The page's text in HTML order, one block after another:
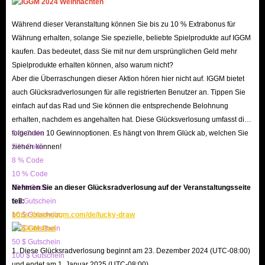
legendary players you desire, ensuring you gain a
competitive edge right from the start of every season!
NBA 2K Overview
As the world's most popular basketball simulation game
series, NBA 2K utilizes upgraded ProPLAY technology and
a smarter AI tactical system to capture every minute detail
Players can dive into MyCAREER mode to write their own
basketball legend, or collect player cards spanning
different eras in MyTEAM mode to assemble a dream team,
offering all basketball enthusiasts a highly competitive
virtual arena.
As a manager or player hungry for victory, you will face
countless critical moments that determine success or
failure, and having an ample reserve of resources is the
Während dieser Veranstaltung können Sie bis zu 10 % Extrabonus für
Währung erhalten, solange Sie spezielle, beliebte Spielprodukte auf IGGM
kaufen. Das bedeutet, dass Sie mit nur dem ursprünglichen Geld mehr
Spielprodukte erhalten können, also warum nicht?
Aber die Überraschungen dieser Aktion hören hier nicht auf. IGGM bietet
auch Glücksradverlosungen für alle registrierten Benutzer an. Tippen Sie
einfach auf das Rad und Sie können die entsprechende Belohnung
erhalten, nachdem es angehalten hat. Diese Glücksverlosung umfasst die
folgenden 10 Gewinnoptionen. Es hängt von Ihrem Glück ab, welchen Sie
ziehen können!
3 % Code
5 % Code
8 % Code
10 % Code
20 % Code
5 $ Gutschein
10 $ Gutschein
20 $ Gutschein
50 $ Gutschein
100 $ Gutschein
Nehmen Sie an dieser Glücksradverlosung auf der Veranstaltungsseite
teil:
https://www.iggm.com/de/lucky-draw
1. Diese Glücksradverlosung beginnt am 23. Dezember 2024 (UTC-08:00)